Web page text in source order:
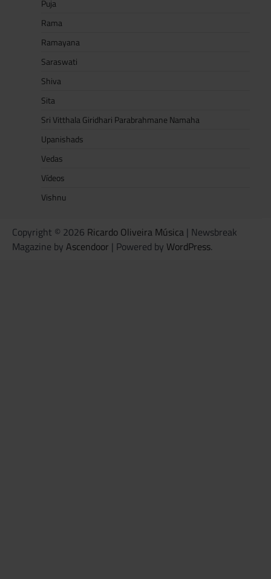
Puja
Rama
Ramayana
Saraswati
Shiva
Sita
Sri Vitthala Giridhari Parabrahmane Namaha
Upanishads
Vedas
Vídeos
Vishnu
Copyright © 2026 Ricardo Oliveira Música | Newsbreak
Magazine by Ascendoor | Powered by WordPress.